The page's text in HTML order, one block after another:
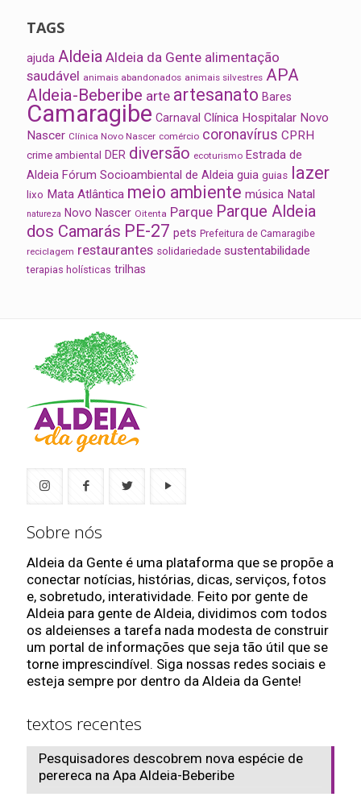
TAGS
ajuda Aldeia Aldeia da Gente alimentação
saudável animais abandonados animais silvestres APA
Aldeia-Beberibe arte artesanato Bares
Camaragibe Carnaval Clínica Hospitalar Novo
Nascer Clínica Novo Nascer comércio coronavírus CPRH
crime ambiental DER diversão ecoturismo Estrada de
Aldeia Fórum Socioambiental de Aldeia guia guias lazer
lixo Mata Atlântica meio ambiente música Natal
natureza Novo Nascer Oitenta Parque Parque Aldeia
dos Camarás PE-27 pets Prefeitura de Camaragibe
reciclagem restaurantes solidariedade sustentabilidade
terapias holísticas trilhas
Sobre nós
Aldeia da Gente é uma plataforma que se propõe a
conectar notícias, histórias, dicas, serviços, fotos
e, sobretudo, interatividade. Feito por gente de
Aldeia para gente de Aldeia, dividimos com todos
os aldeienses a tarefa nada modesta de construir
um portal de informações que seja tão útil que se
torne imprescindível. Siga nossas redes sociais e
esteja sempre por dentro da Aldeia da Gente!
textos recentes
Pesquisadores descobrem nova espécie de
perereca na Apa Aldeia-Beberibe